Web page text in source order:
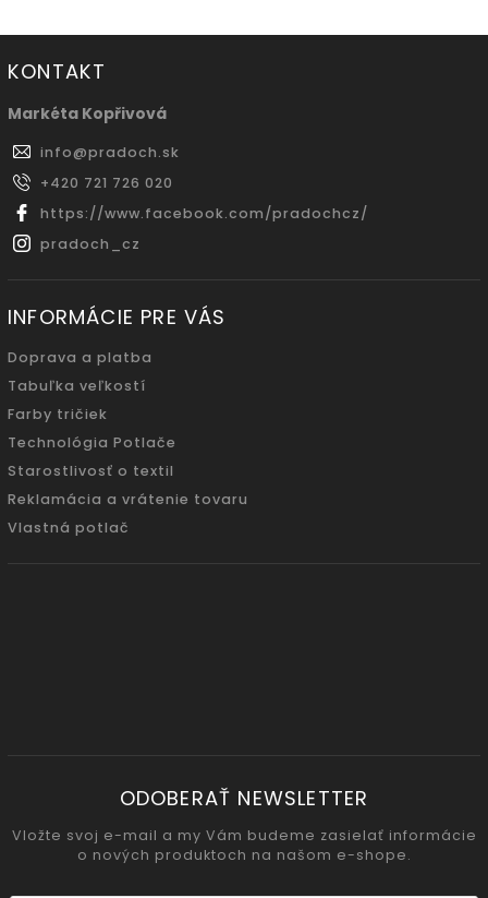
KONTAKT
Markéta Kopřivová
info@pradoch.sk
+420 721 726 020
https://www.facebook.com/pradochcz/
pradoch_cz
INFORMÁCIE PRE VÁS
Doprava a platba
Tabuľka veľkostí
Farby tričiek
Technológia Potlače
Starostlivosť o textil
Reklamácia a vrátenie tovaru
Vlastná potlač
ODOBERAŤ NEWSLETTER
Vložte svoj e-mail a my Vám budeme zasielať informácie
o nových produktoch na našom e-shope.